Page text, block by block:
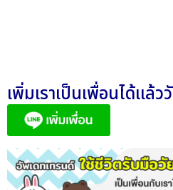
เพิ่มเราเป็นเพื่อนได้แล้